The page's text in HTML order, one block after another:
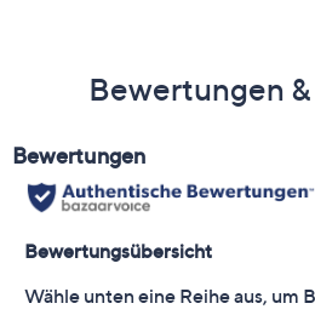
Bewertungen